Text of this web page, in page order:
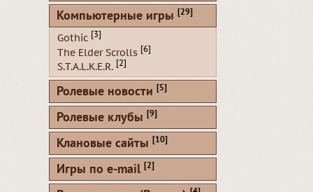
Компьютерные игры [29]
Gothic [3]
The Elder Scrolls [6]
S.T.A.L.K.E.R. [2]
Ролевые новости [5]
Ролевые клубы [9]
Клановые сайты [10]
Игры по e-mail [2]